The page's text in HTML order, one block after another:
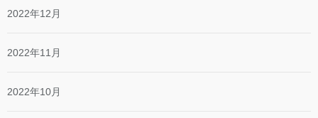
2022年12月
2022年11月
2022年10月